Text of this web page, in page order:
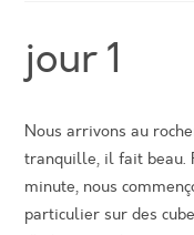
jour 1
Nous arrivons au
tranquille, il fait beau.
minute, nous
particulier sur des